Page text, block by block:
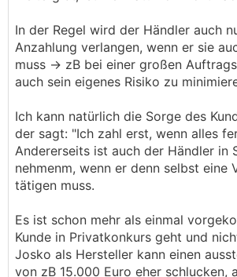
In der Regel wird der Händler auch
Anzahlung verlangen, wenn er sie
muss -> zB bei einer großen
auch sein eigenes Risiko zu
Ich kann natürlich die Sorge des
der sagt: "Ich zahl erst, wenn alles
Andererseits ist auch der Händler in
nehmenm, wenn er denn selbst eine
tätigen muss.
Es ist schon mehr als einmal
Kunde in Privatkonkurs geht und
Josko als Hersteller kann einen
von zB 15.000 Euro eher schlucken,